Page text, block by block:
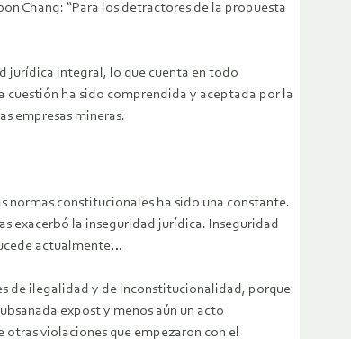
Chang: “Para los detractores de la propuesta
jurídica integral, lo que cuenta en todo
cuestión ha sido comprendida y aceptada por la
empresas mineras.
normas constitucionales ha sido una constante.
exacerbó la inseguridad jurídica. Inseguridad
actualmente…
de ilegalidad y de inconstitucionalidad, porque
expost y menos aún un acto
violaciones que empezaron con el